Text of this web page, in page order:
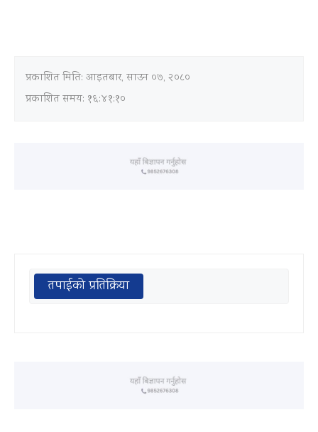
प्रकाशित मिति: आइतबार, साउन ०७, २०८०
प्रकाशित समय: १६:४१:१०
तपाईको प्रतिक्रिया